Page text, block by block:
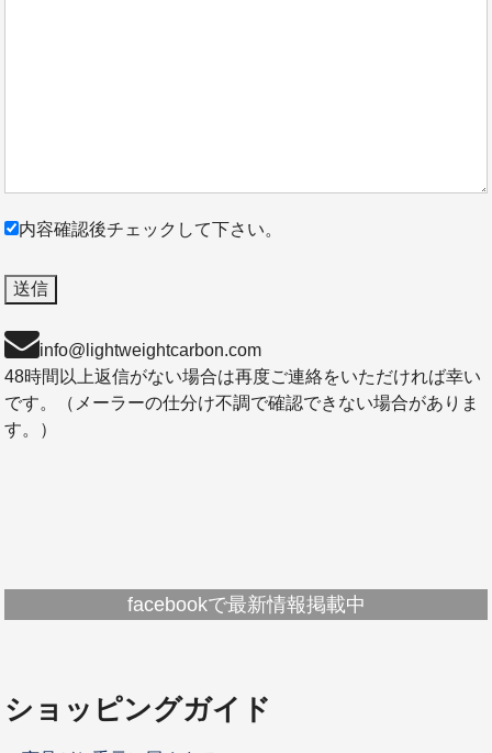
内容確認後チェックして下さい。
info@lightweightcarbon.com
48時間以上返信がない場合は再度ご連絡をいただければ幸い
です。（メーラーの仕分け不調で確認できない場合がありま
す。）
facebookで最新情報掲載中
ショッピングガイド